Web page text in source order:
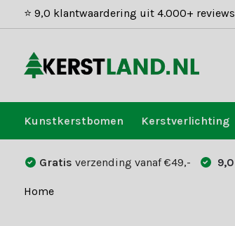
⭐ 9,0 klantwaardering uit 4.000+ reviews
Kunstkerstbomen Kerstverlichting
Gratis verzending vanaf €49,- 9,0
Home